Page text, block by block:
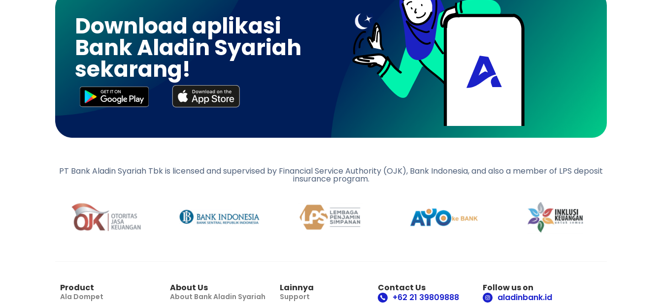
Download aplikasi
Bank Aladin Syariah
sekarang!
PT Bank Aladin Syariah Tbk is licensed and supervised by Financial Service Authority (OJK), Bank Indonesia, and also a member of LPS deposit
insurance program.
Product
Ala Dompet
About Us
About Bank Aladin Syariah
Lainnya
Support
Contact Us
+62 21 39809888
Follow us on
aladinbank.id